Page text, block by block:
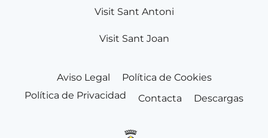
Visit Sant Antoni
Visit Sant Joan
Aviso Legal
Política de Cookies
Política de Privacidad
Contacta Descargas